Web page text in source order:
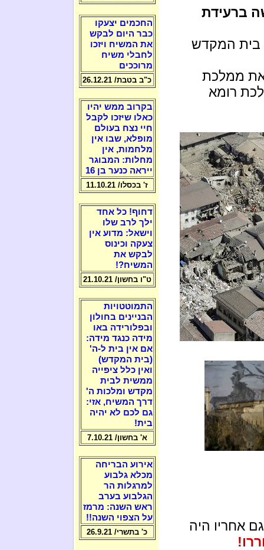
ברעידת
בית המקדש
את ממלכת
רומא
אחריו היה
החכמים יצעקו
כבר היום לבקש
את המשיח ויזכו
לחבלי משיח
מרוככים
כ"ב בטבת/ 26.12.21
בקרוב ממש יהיו
כאלו שיזכו לקבל
חיי נצח בעולם
מופלא, שבו אין
מלחמות, אין
מחלות: המבוגר
ייראה כנער בן 16
ז' בכסלו/ 11.10.21
דחוף! כל אחד
ילך לרב שלו
וישאל: מדוע אין
צעקה וכינוס
לבקש את
המשיח?!
ט"ו בחשון/ 21.10.21
התמוטטויות
הבניינים בחולון
ובפלורידה באו
מידה כנגד מידה:
אם אין בית ל-ה'
(בית המקדש)
ואין כלל ציפייה
ממשית לבית
מקדש ומלכות ה'
דרך המשיח, אזי:
גם לכם לא יהיה
בית!
א' בחשון/ 7.10.21
אירוע הבריחה
מכלא גלבוע
למרגלות הר
הגלבוע בערב
ראש השנה: מרמז
על הצפוי השנה!!
כ' בתשרי/ 26.9.21